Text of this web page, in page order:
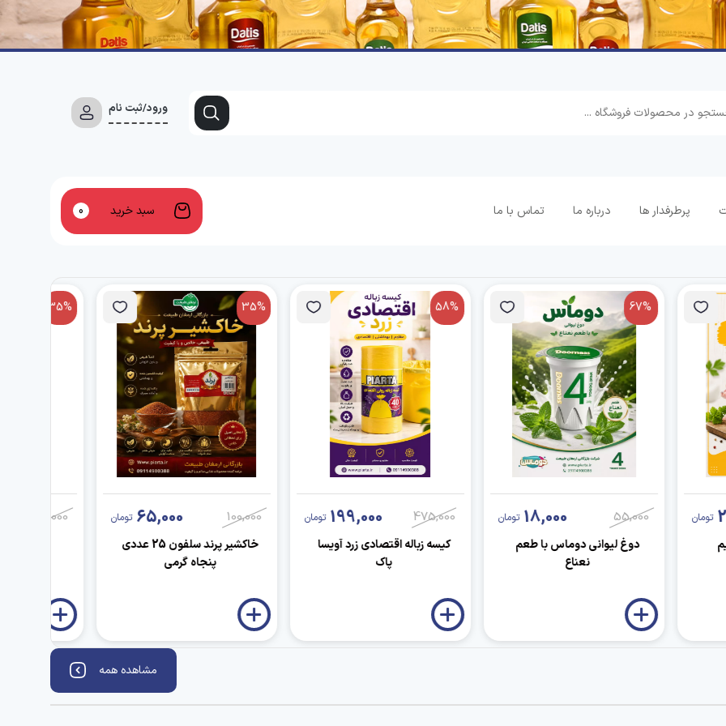
ورود/ثبت نام
پرطرفدار ها درباره ما تماس با ما سبد خرید 0
تومان
67%
55,000
18,000 تومان
دوغ لیوانی دوماس با طعم
نعناع
58%
475,000
199,000 تومان
کیسه زباله اقتصادی زرد آویسا
پاک
35%
100,000
65,000 تومان
خاکشیر پرند سلفون 25 عددی
پنجاه گرمی
35%
100,000
مشاهده همه